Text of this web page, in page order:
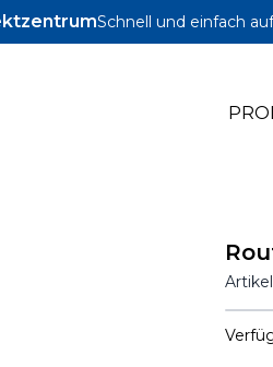
Schnell und einfach